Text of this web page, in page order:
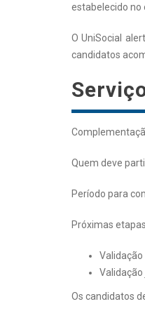
estabelecido no
O UniSocial
candidatos
Quem deve
Período para
Próximas
Os candidatos